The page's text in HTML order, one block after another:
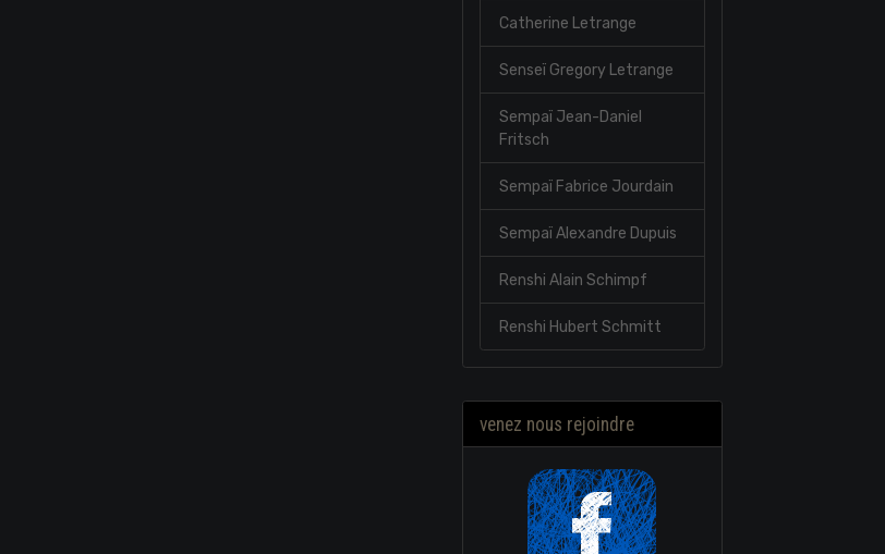
Catherine Letrange
Senseï Gregory Letrange
Sempaï Jean-Daniel
Fritsch
Sempaï Fabrice Jourdain
Sempaï Alexandre Dupuis
Renshi Alain Schimpf
Renshi Hubert Schmitt
venez nous rejoindre